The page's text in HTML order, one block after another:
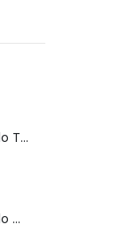
Unidad Estado Solido TeamGroup 512GB MS30
Unidad Estado Solido Western Digital Green SN350 2TB